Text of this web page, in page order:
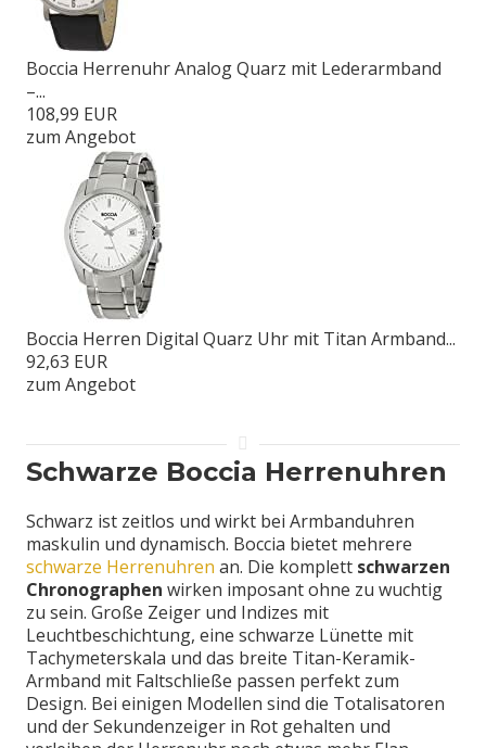
Boccia Herrenuhr Analog Quarz mit Lederarmband
–...
108,99 EUR
zum Angebot
Boccia Herren Digital Quarz Uhr mit Titan Armband...
92,63 EUR
zum Angebot
Schwarze Boccia Herrenuhren
Schwarz ist zeitlos und wirkt bei Armbanduhren
maskulin und dynamisch. Boccia bietet mehrere
schwarze Herrenuhren an. Die komplett schwarzen
Chronographen wirken imposant ohne zu wuchtig
zu sein. Große Zeiger und Indizes mit
Leuchtbeschichtung, eine schwarze Lünette mit
Tachymeterskala und das breite Titan-Keramik-
Armband mit Faltschließe passen perfekt zum
Design. Bei einigen Modellen sind die Totalisatoren
und der Sekundenzeiger in Rot gehalten und